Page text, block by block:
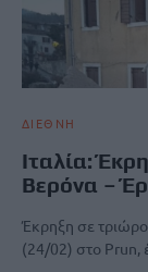
ΔΙΕΘΝΗ
Ιταλία:
Βερόνα –
Έκρηξη σε
(24/02) στο Prun,